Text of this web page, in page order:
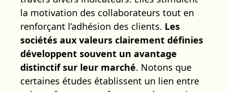
la motivation des collaborateurs tout en
renforçant l’adhésion des clients. Les
sociétés aux valeurs clairement définies
développent souvent un avantage
distinctif sur leur marché. Notons que
certaines études établissent un lien entre